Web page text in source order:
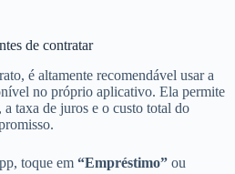
de contratar
é altamente recomendável usar a
no próprio aplicativo. Ela permite
taxa de juros e o custo total do
toque em “Empréstimo” ou